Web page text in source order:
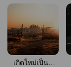
เกิดใหม่เป็นพี่